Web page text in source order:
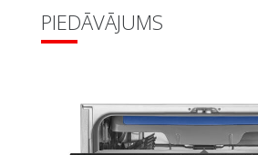
PIEDĀVĀJUMS